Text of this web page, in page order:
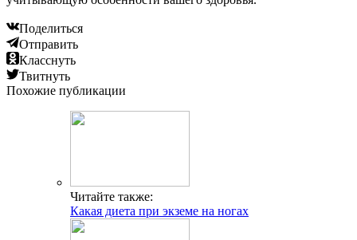
Поделиться
Отправить
Класснуть
Твитнуть
Похожие публикации
Читайте также:
Какая диета при экземе на ногах